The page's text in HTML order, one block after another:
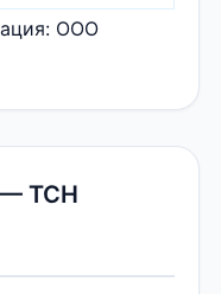
ООО
— ТСН